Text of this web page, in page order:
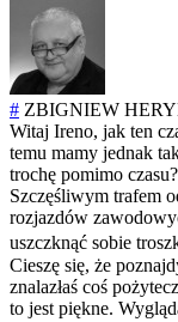
# ZBIGNIEW
Witaj Ireno, jak ten
temu mamy jednak
trochę pomimo
Szczęśliwym trafem
rozjazdów
uszczknąć sobie
Cieszę się, że
znalazłaś coś
to jest piękne.